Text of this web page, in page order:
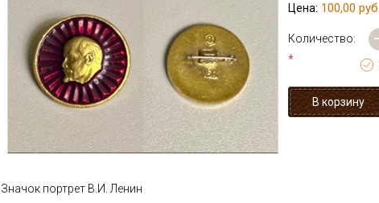
Цена: 100,00 руб.
Количество:
*
Значок портрет В.И. Ленин